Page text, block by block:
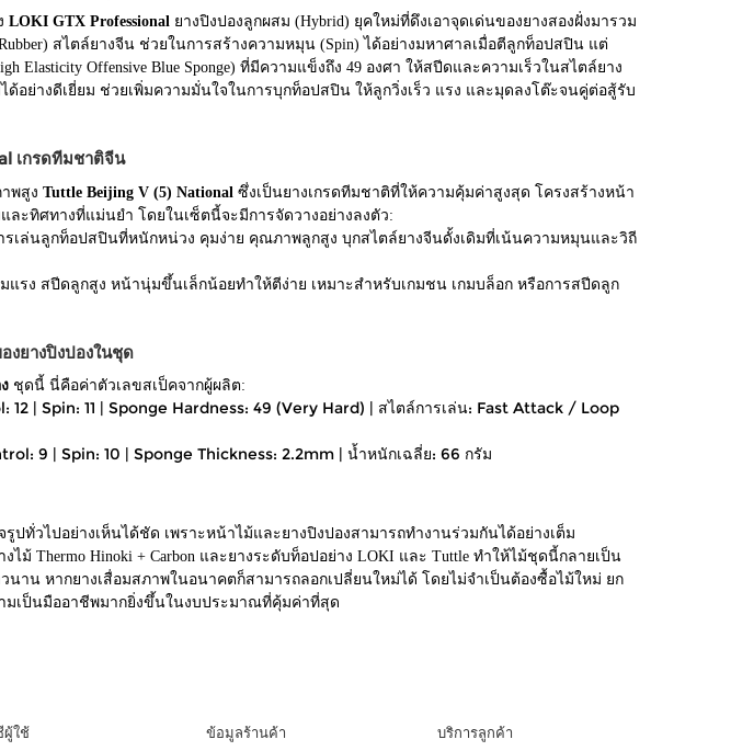
LOKI GTX Professionalยางปิงปองลูกผสม (Hybrid) ยุคใหม่ที่ดึงเอาจุดเด่นของยางสองฝั่งมารวม
สไตล์ยางจีน ช่วยในการสร้างความหมุน (Spin) ได้อย่างมหาศาลเมื่อตีลูกท็อปสปิน แต่
Elasticity Offensive Blue Sponge) ที่มีความแข็งถึง 49 องศา ให้สปีดและความเร็วในสไตล์ยาง
ด้อย่างดีเยี่ยม ช่วยเพิ่มความมั่นใจในการบุกท็อปสปิน ให้ลูกวิ่งเร็ว แรง และมุดลงโต๊ะจนคู่ต่อสู้รับ
เกรดทีมชาติจีน
พสูง Tuttle Beijing V (5) National ซึ่งเป็นยางเกรดทีมชาติที่ให้ความคุ้มค่าสูงสุด โครงสร้างหน้า
ละทิศทางที่แม่นยำ โดยในเซ็ตนี้จะมีการจัดวางอย่างลงตัว:
เล่นลูกท็อปสปินที่หนักหน่วง คุมง่าย คุณภาพลูกสูง บุกสไตล์ยางจีนดั้งเดิมที่เน้นความหมุนและวิถี
แรง สปีดลูกสูง หน้านุ่มขึ้นเล็กน้อยทำให้ตีง่าย เหมาะสำหรับเกมชน เกมบล็อก หรือการสปีดลูก
ยางปิงปองในชุด
ชุดนี้ นี่คือค่าตัวเลขสเป็คจากผู้ผลิต:
12 | Spin: 11 | Sponge Hardness: 49 (Very Hard) | สไตล์การเล่น: Fast Attack / Loop
9 | Spin: 10 | Sponge Thickness: 2.2mm | น้ำหนักเฉลี่ย: 66 กรัม
รูปทั่วไปอย่างเห็นได้ชัด เพราะหน้าไม้และยางปิงปองสามารถทำงานร่วมกันได้อย่างเต็ม
ม้ Thermo Hinoki + Carbon และยางระดับท็อปอย่าง LOKI และ Tuttle ทำให้ไม้ชุดนี้กลายเป็น
นาน หากยางเสื่อมสภาพในอนาคตก็สามารถลอกเปลี่ยนใหม่ได้ โดยไม่จำเป็นต้องซื้อไม้ใหม่ ยก
เป็นมืออาชีพมากยิ่งขึ้นในงบประมาณที่คุ้มค่าที่สุด
ใช้ ข้อมูลร้านค้า บริการลูกค้า